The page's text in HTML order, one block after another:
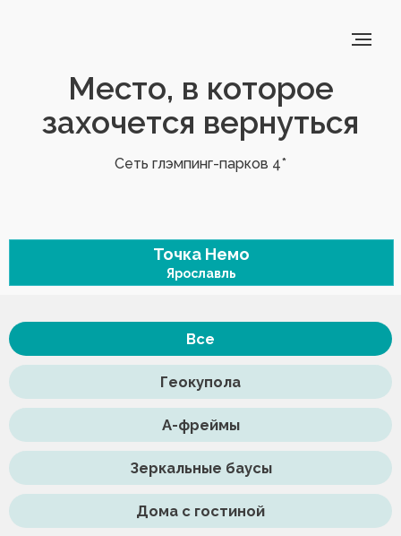
Место, в которое
захочется вернуться
Сеть глэмпинг-парков 4*
Точка Немо
Ярославль
Все
Геокупола
А-фреймы
Зеркальные баусы
Дома с гостиной